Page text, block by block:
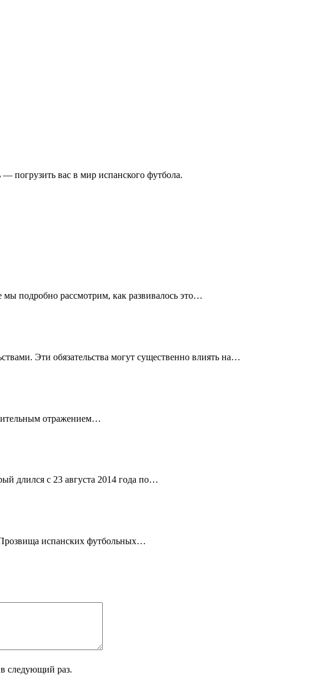
погрузить вас в мир испанского футбола.
подробно рассмотрим, как развивалось это…
Эти обязательства могут существенно влиять на…
отражением…
длился с 23 августа 2014 года по…
испанских футбольных…
следующий раз.